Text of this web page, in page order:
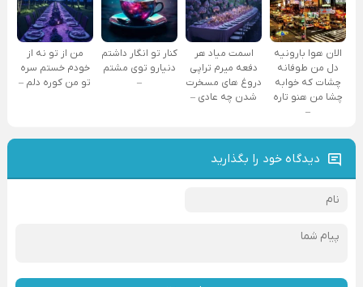
الان هوا بارونیه
دل من طوفانه
چشات که خوابه
چشا من هنو تاره
–
اسمت میاد هر
دفعه میرم تراپی
دروغ‌ های مسخرت
شدن چه عادی –
کنار تو انگار داشتم
دنیارو توی مشتم
–
من از تو نه از
خودم خستم سره
تو من کوره دلم –
دیدگاه خود را بگذارید